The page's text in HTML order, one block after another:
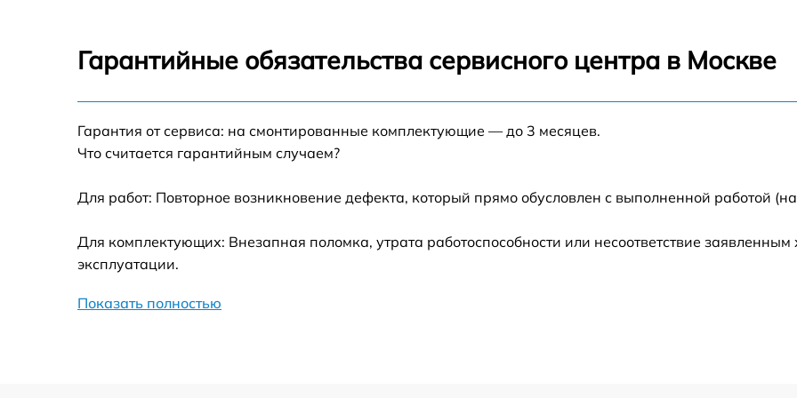
Замена микрофона Philips S257 от 15 мин
Замена антенны Philips S257 от 30 мин
Гарантийные обязательства сервисного центра в Москве
Гарантия от сервиса: на смонтированные комплектующие — до 3 месяцев.
Что считается гарантийным случаем?
Для работ: Повторное возникновение дефекта, который прямо обусловлен с выполненной работой
Для комплектующих: Внезапная поломка, утрата работоспособности или несоответствие
эксплуатации.
Показать полностью